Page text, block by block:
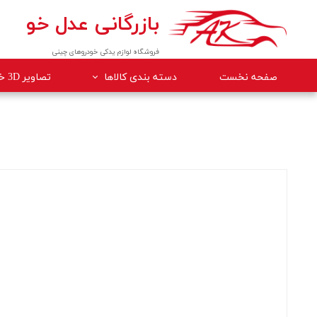
فروشگاه لوازم یدکی خودروهای چینی
بازرگانی عدل خو
صفحه نخست دسته بندی کالاها تصاویر 3D خودروها